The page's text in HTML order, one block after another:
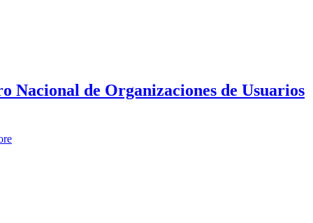
Nacional de Organizaciones de Usuarios